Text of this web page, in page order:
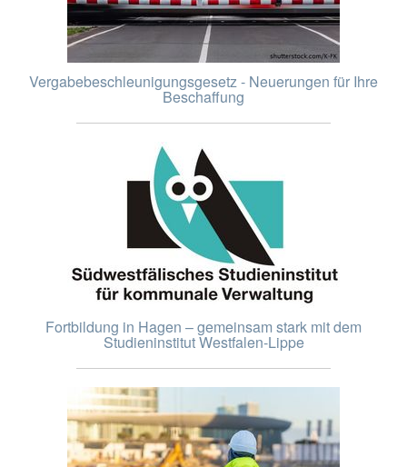
Vergabebeschleunigungsgesetz - Neuerungen für Ihre
Beschaffung
Fortbildung in Hagen – gemeinsam stark mit dem
Studieninstitut Westfalen-Lippe